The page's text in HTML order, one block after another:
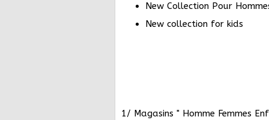
New Collection Pour
New collection for kids
1/ Magasins " Homme Femmes